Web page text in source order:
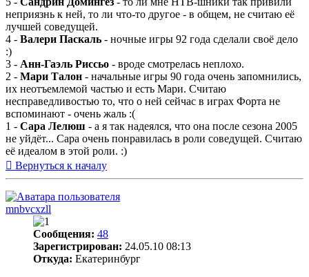
неприязнь к ней, то ли что-то другое - в общем, не считаю её
лучшей соведущей.
4 - Валери Паскаль - ночные игры 92 года сделали своё дело
:)
3 - Анн-Гаэль Риссьо - вроде смотрелась неплохо.
2 - Мари Талон - начальные игры 90 года очень запомнились,
их неотъемлемой частью и есть Мари. Считаю
несправедливостью то, что о ней сейчас в играх Форта не
вспоминают - очень жаль :(
1 - Сара Лелюш - а я так надеялся, что она после сезона 2005
не уйдёт... Сара очень понравилась в роли соведущей. Считаю
её идеалом в этой роли. :)
Вернуться к началу
mnbvcxzll
Сообщения: 48
Зарегистрирован: 24.05.10 08:13
Откуда: Екатеринбург